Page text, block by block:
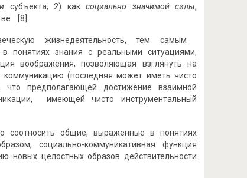
субъекта; 2) каксоциально значимой силы,
[8].
жизнедеятельность, тем самым
понятиях знания с реальными ситуациями,
воображения, позволяющая взглянуть на
(последняя может иметь чисто
предполагающей достижение взаимной
имеющей чисто инструментальный
соотносить общие, выраженные в понятиях
социально-коммуникативная функция
новых целостных образов действительности